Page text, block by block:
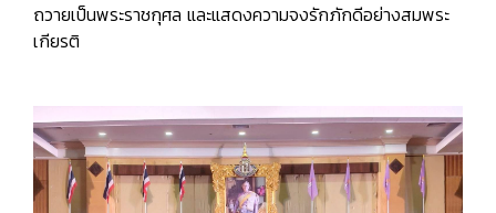
ถวายเป็นพระราชกุศล และแสดงความจงรักภักดีอย่างสมพระ
เกียรติ